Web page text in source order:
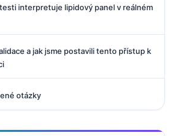
interpretuje lipidový panel v reálném
a jak jsme postavili tento přístup k
otázky